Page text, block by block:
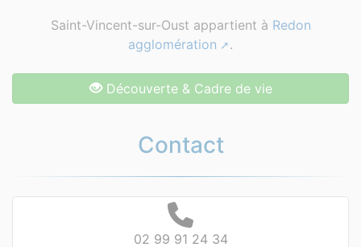
Saint-Vincent-sur-Oust appartient à Redon
agglomération
.
Découverte & Cadre de vie
Contact
02 99 91 24 34